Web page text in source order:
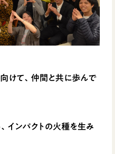
けて、仲間と共に歩んで
インパクトの火種を生み